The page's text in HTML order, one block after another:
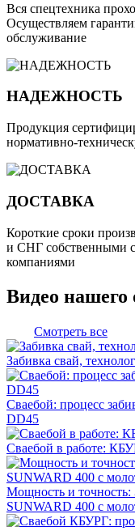
Вся спецтехника
Осуществляем
обслуживание
НАДЕЖНОСТЬ
Продукция
нормативно-
ДОСТАВКА
Короткие сроки
и СНГ собственными
компаниями
Видео нашего
Смотреть все
Забивка свай,
Сваебой: процесс
DD45
Сваебой в работе:
Мощность и точность:
SUNWARD 400 с